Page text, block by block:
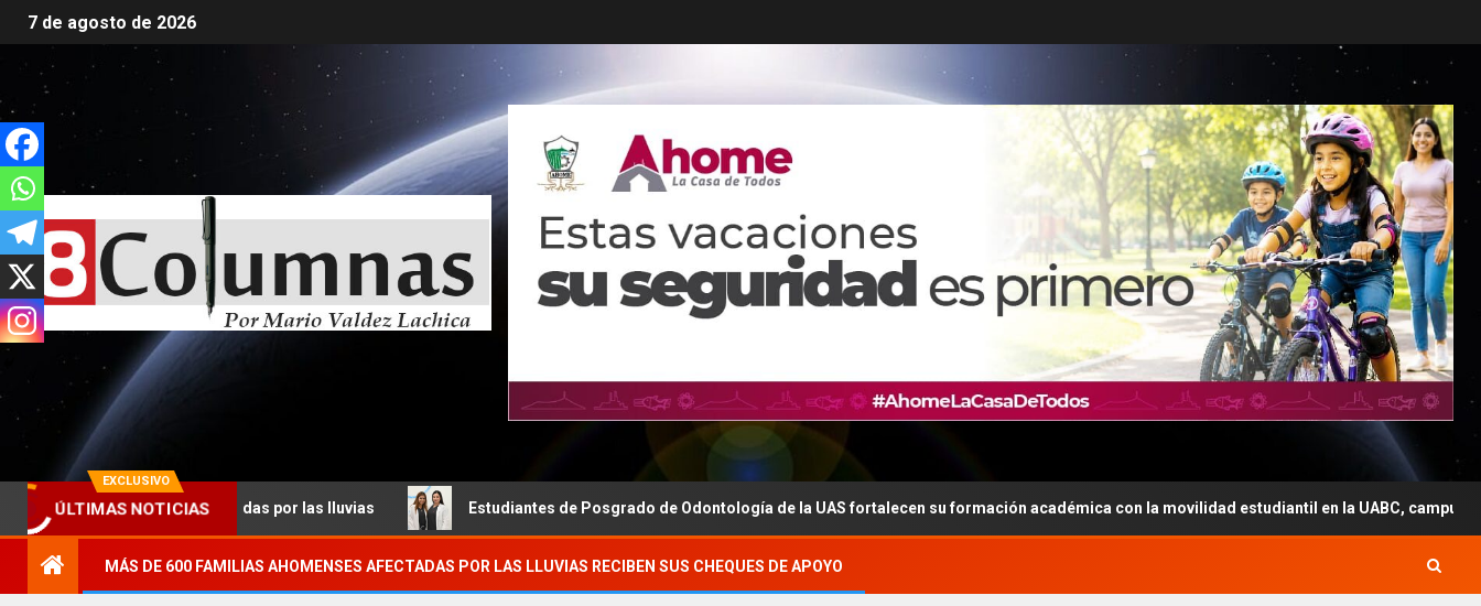
7 de agosto de 2026
EXCLUSIVO
ÚLTIMAS NOTICIAS
familias afectadas por las lluvias Estudiantes de Posgrado de Odontología de la UAS fortalecen su formación académica con la movilidad estudiantil en la UABC, campus Mexicali.
MÁS DE 600 FAMILIAS AHOMENSES AFECTADAS POR LAS LLUVIAS RECIBEN SUS CHEQUES DE APOYO